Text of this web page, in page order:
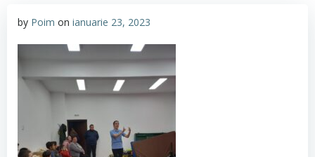
by Poim on ianuarie 23, 2023